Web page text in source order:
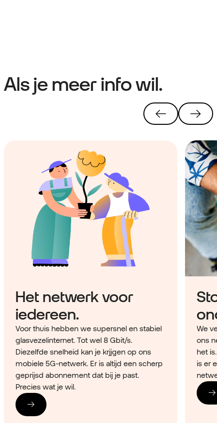
Als je meer info wil.
Het netwerk voor
iedereen.
Voor thuis hebben we supersnel en stabiel
glasvezelinternet. Tot wel 8 Gbit/s.
Diezelfde snelheid kan je krjjgen op ons
mobiele 5G-netwerk. Er is altijd een scherp
geprijsd abonnement dat bij je past.
Precies wat je wil.
We
ons
het
is er